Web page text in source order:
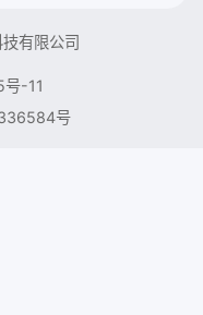
有限公司
-11
号